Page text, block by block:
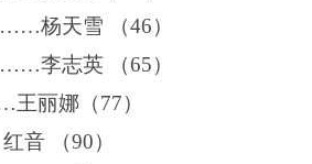
天雪
（46）
志英 （65）
娜（77）
音 （90）